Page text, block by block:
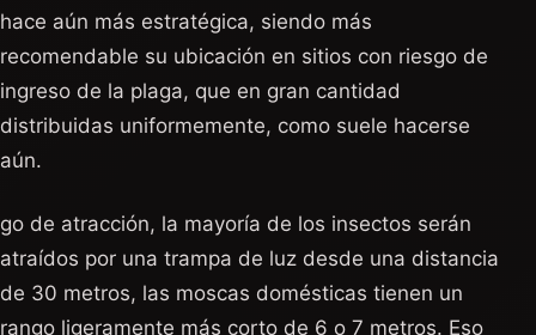
hace aún más estratégica, siendo más
recomendable su ubicación en sitios con riesgo de
ingreso de la plaga, que en gran cantidad
distribuidas uniformemente, como suele hacerse
aún.
go de atracción, la mayoría de los insectos serán
atraídos por una trampa de luz desde una distancia
de 30 metros, las moscas domésticas tienen un
rango ligeramente más corto de 6 o 7 metros. Eso